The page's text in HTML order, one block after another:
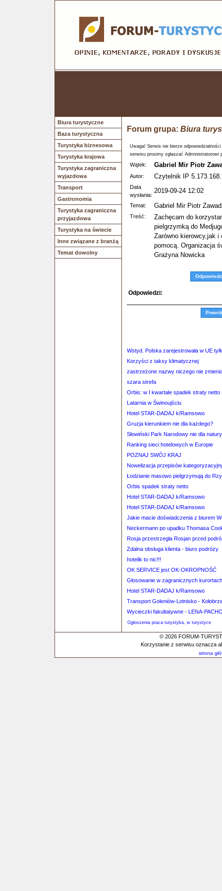
Biura turystyczne
Baza turystyczna
Turystyka biznesowa
Turystyka krajowa
Turystyka zagraniczna
wyjazdowa
Transport
Gastronomia
Turystyka zagraniczna
przyjazdowa
Turystyka na świecie
Inne związane z branżą
Temat dowolny
Forum grupa: Biura
Uwaga! Serwis nie bierze
serwisu prosimy zgłaszać Administratorowi
Wątek: Gabriel Mir Piotr
Autor: Czytelnik IP
Data
wysłania:
2019-09-24 12:02
Temat: Gabriel Mir Piotr
Treść:
Zachęcam do
pielgrzymką do
Zarówno kierowcy,jak i
pomocą. Organizacja
Grażyna Nowicka
Odpowiedz
Odpowiedzi:
Wstyd. Polska zarejestrowała w UE
Korzyści z taksy klimatycznej
zastrzeżone nazwy niczego nie
szara strefa
Orbis: w I kwartale spadek straty netto
Latarnia w Świnoujściu
Hotel STAR-DADAJ k/Ramsowo
Gruzja kierunkiem nie dla każdego?
Słowiński Park Narodowy nie dla
Ranking sieci hotelowych w Europie
POZNAJ SWÓJ KRAJ
Nowelizacja przepisów
Łodzianie masowo pielgrzymują do
Orbis spadek straty netto
Hotel STAR-DADAJ k/Ramsowo
Hotel STAR-DADAJ k/Ramsowo
Jakie macie doświadczenia z biurem
Neckermann po upadku Thomasa
Rosja przestrzegła Rosjan przed
Zdalna obsługa klienta - biuro podróży
hotelik to nic!!!
OK SERVICE jest OK-OKROPNOŚĆ
Głosowanie w zagranicznych kurortach
Hotel STAR-DADAJ k/Ramsowo
Transport Goleniów-Lotnisko -
Wycieczki fakultatywne - LENA-
Ogłoszenia praca turystyka, w turystyce
© 2026 FORUM-
Korzystanie z serwisu oznacza
strona